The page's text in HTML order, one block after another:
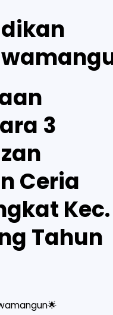
3
Ceria
Kec.
Tahun